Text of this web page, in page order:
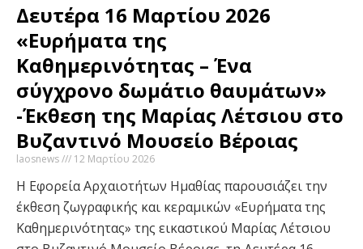
Δευτέρα 16 Μαρτίου 2026
«Ευρήματα της
Καθημερινότητας – Ένα
σύγχρονο δωμάτιο θαυμάτων»
-Έκθεση της Μαρίας Λέτσιου στο
Βυζαντινό Μουσείο Βέροιας
laosnews 12 Μαρτίου 2026
Η Εφορεία Αρχαιοτήτων Ημαθίας παρουσιάζει την
έκθεση ζωγραφικής και κεραμικών «Ευρήματα της
Καθημερινότητας» της εικαστικού Μαρίας Λέτσιου